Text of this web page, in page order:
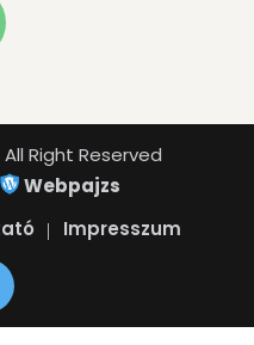
Right Reserved
Webpajzs
Impresszum